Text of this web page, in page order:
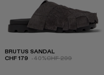
BRUTUS SANDAL
CHF 179 -40%CHF 299